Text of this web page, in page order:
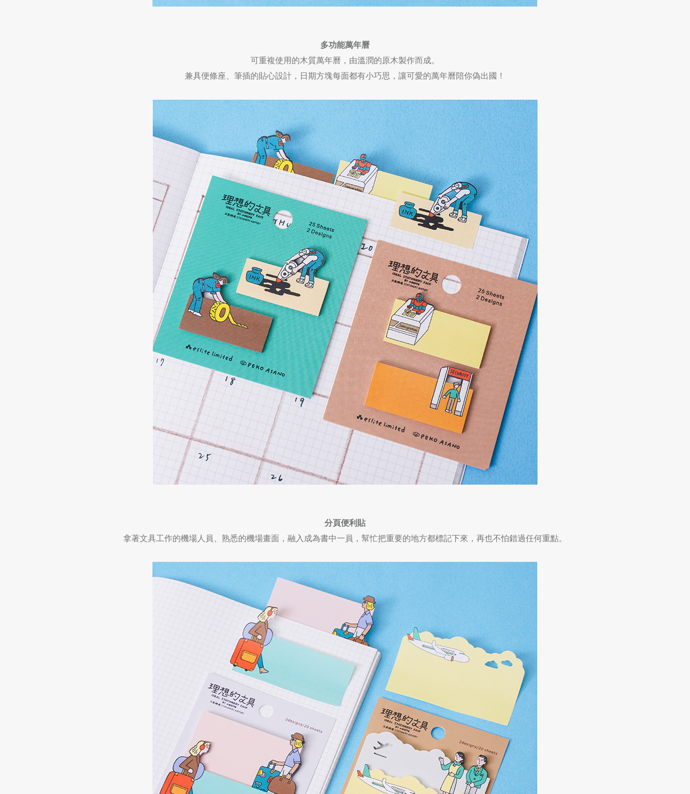
多功能萬年曆
可重複使用的木質萬年曆，由溫潤的原木製作而成。
兼具便條座、筆插的貼心設計，日期方塊每面都有小巧思，讓可愛的萬年曆陪你偽出國！
分頁便利貼
拿著文具工作的機場人員、熟悉的機場畫面，融入成為書中一員，幫忙把重要的地方都標記下來，再也不怕錯過任何重點。